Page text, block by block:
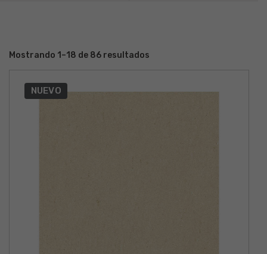
Mostrando 1–18 de 86 resultados
NUEVO